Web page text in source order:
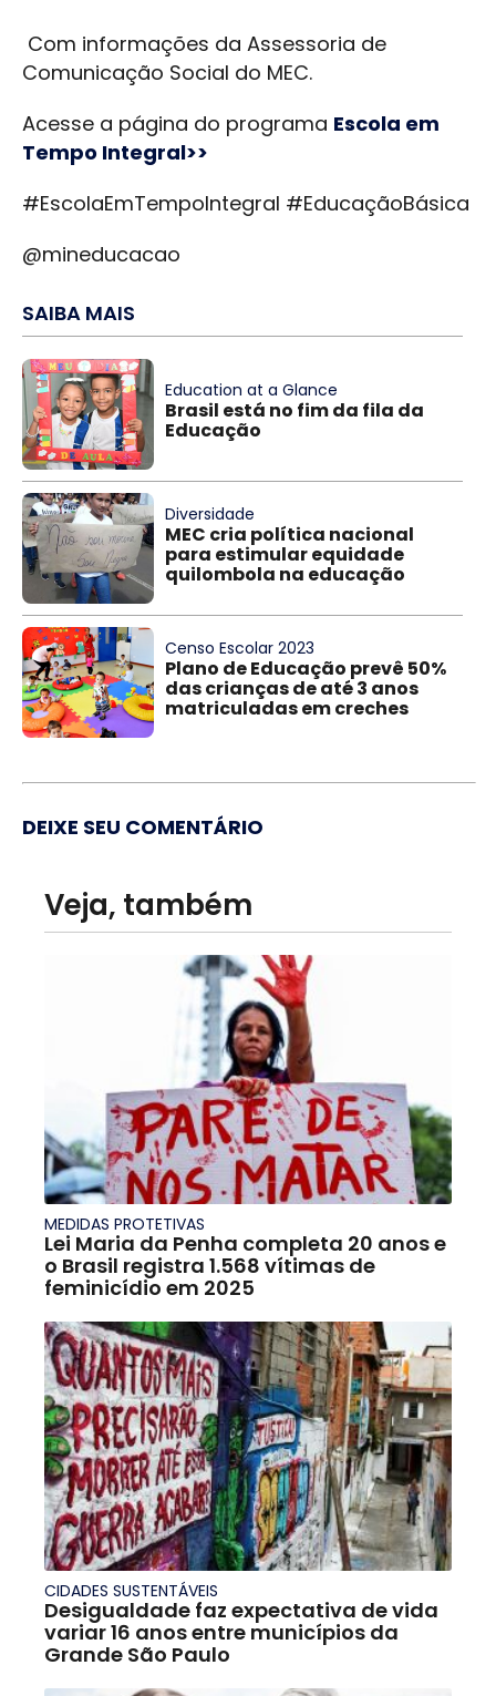
Com informações da Assessoria de
Comunicação Social do MEC.
Acesse a página do programa Escola em
Tempo Integral>>
#EscolaEmTempoIntegral #EducaçãoBásica
@mineducacao
SAIBA MAIS
Education at a Glance
Brasil está no fim da fila da
Educação
Diversidade
MEC cria política nacional
para estimular equidade
quilombola na educação
Censo Escolar 2023
Plano de Educação prevê 50%
das crianças de até 3 anos
matriculadas em creches
DEIXE SEU COMENTÁRIO
Veja, também
MEDIDAS PROTETIVAS
Lei Maria da Penha completa 20 anos e
o Brasil registra 1.568 vítimas de
feminicídio em 2025
CIDADES SUSTENTÁVEIS
Desigualdade faz expectativa de vida
variar 16 anos entre municípios da
Grande São Paulo